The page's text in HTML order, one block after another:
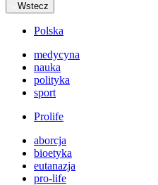
Wstecz
Polska
medycyna
nauka
polityka
sport
Prolife
aborcja
bioetyka
eutanazja
pro-life